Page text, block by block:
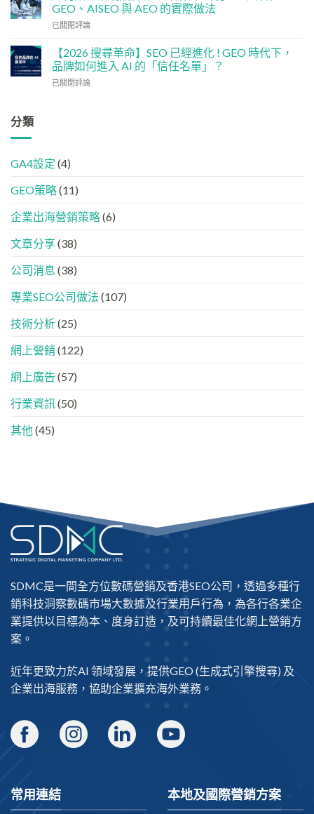
企
大
策
如
讓
變
機
HTML
設
定
指
體
如
何
GEO
(AISEO)
效
FB、
Threads、
內
分
GEO、AISEO 與 AEO 的實際做法
如
企
業
或
中
現？
文
懂
GEO、
與
的
際
法
已關閉評論
【2026 搜尋革命】SEO 已經進化 ! GEO 時代下，
品牌如何進入 AI 的「信任名單」？
【2026
經
化
GEO
時
下，
牌
何
入
AI
的
「信
名
已關閉評論
分類
GA4設定 (4)
GEO策略(11)
企業出海營銷策略(6)
文章分享(38)
公司消息 (38)
專業SEO公司做法 (107)
技術分析(25)
網上營銷 (122)
網上廣告 (57)
行業資訊(50)
其他 (45)
SDMC是一間全方位數碼營銷及香港SEO公司 ，透過多種行
銷科技洞察數碼市場大數據及行業用戶行為，為各行各業企
業提供以目標為本、度身訂造，及可持續最佳化網上營銷方
案。
近年更致力於AI 領域發展，提供GEO(生成式引擎搜尋) 及
企業出海服務，協助企業擴充海外業務。
常用連結 本地及國際營銷方案